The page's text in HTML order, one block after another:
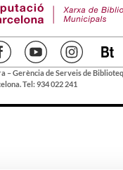
– Gerència de Serveis de
Tel: 934 022 241